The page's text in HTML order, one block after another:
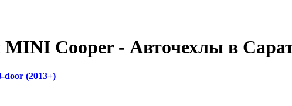
Cooper - Авточехлы в
(2013+)